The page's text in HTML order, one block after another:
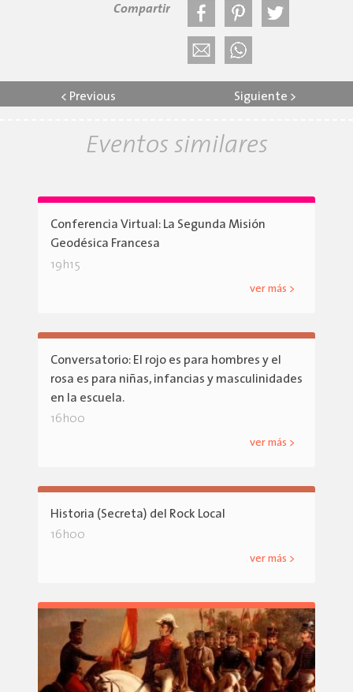
Compartir
< Previous Siguiente >
Eventos similares
Conferencia Virtual: La Segunda Misión
Geodésica Francesa
19h15
ver más >
Conversatorio: El rojo es para hombres y el
rosa es para niñas, infancias y masculinidades
en la escuela.
16h00
ver más >
Historia (Secreta) del Rock Local
16h00
ver más >